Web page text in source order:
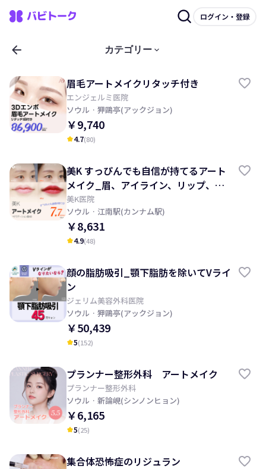
ログイン・登録
arrow_back カテゴリー keyboard_arrow_down
眉毛アートメイクリタッチ付き
エンジェルミ医院
ソウル · 狎鷗亭(アックジョン)
￥9,740
kid_star4.7(80)
美K すっぴんでも自信が持てるアート
メイク_眉、アイライン、リップ、頭
皮、ヘアライン
美K医院
ソウル · 江南駅(カンナム駅)
￥8,631
kid_star4.9(48)
顔の脂肪吸引_顎下脂肪を除いてVライ
ン
ジェリム美容外科医院
ソウル · 狎鷗亭(アックジョン)
￥50,439
kid_star5(152)
プランナー整形外科 アートメイク
プランナー整形外科
ソウル · 新論峴(シンノンヒョン)
￥6,165
kid_star5(25)
集合体恐怖症のリジュラン